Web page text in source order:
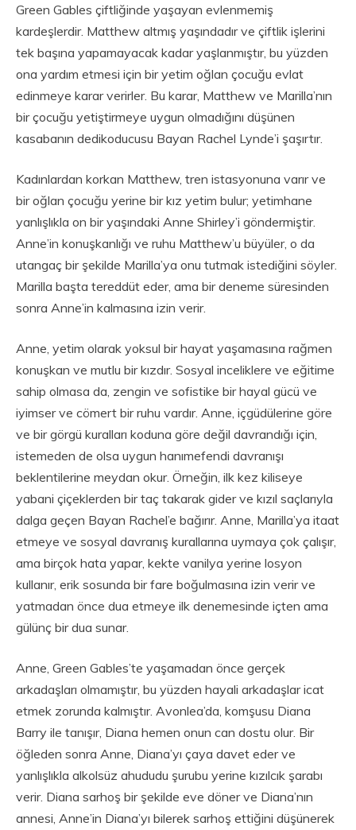
Green Gables çiftliğinde yaşayan evlenmemiş
kardeşlerdir. Matthew altmış yaşındadır ve çiftlik işlerini
tek başına yapamayacak kadar yaşlanmıştır, bu yüzden
ona yardım etmesi için bir yetim oğlan çocuğu evlat
edinmeye karar verirler. Bu karar, Matthew ve Marilla’nın
bir çocuğu yetiştirmeye uygun olmadığını düşünen
kasabanın dedikoducusu Bayan Rachel Lynde’i şaşırtır.
Kadınlardan korkan Matthew, tren istasyonuna varır ve
bir oğlan çocuğu yerine bir kız yetim bulur; yetimhane
yanlışlıkla on bir yaşındaki Anne Shirley’i göndermiştir.
Anne’in konuşkanlığı ve ruhu Matthew’u büyüler, o da
utangaç bir şekilde Marilla’ya onu tutmak istediğini söyler.
Marilla başta tereddüt eder, ama bir deneme süresinden
sonra Anne’in kalmasına izin verir.
Anne, yetim olarak yoksul bir hayat yaşamasına rağmen
konuşkan ve mutlu bir kızdır. Sosyal inceliklere ve eğitime
sahip olmasa da, zengin ve sofistike bir hayal gücü ve
iyimser ve cömert bir ruhu vardır. Anne, içgüdülerine göre
ve bir görgü kuralları koduna göre değil davrandığı için,
istemeden de olsa uygun hanımefendi davranışı
beklentilerine meydan okur. Örneğin, ilk kez kiliseye
yabani çiçeklerden bir taç takarak gider ve kızıl saçlarıyla
dalga geçen Bayan Rachel’e bağırır. Anne, Marilla’ya itaat
etmeye ve sosyal davranış kurallarına uymaya çok çalışır,
ama birçok hata yapar, kekte vanilya yerine losyon
kullanır, erik sosunda bir fare boğulmasına izin verir ve
yatmadan önce dua etmeye ilk denemesinde içten ama
gülünç bir dua sunar.
Anne, Green Gables’te yaşamadan önce gerçek
arkadaşları olmamıştır, bu yüzden hayali arkadaşlar icat
etmek zorunda kalmıştır. Avonlea’da, komşusu Diana
Barry ile tanışır, Diana hemen onun can dostu olur. Bir
öğleden sonra Anne, Diana’yı çaya davet eder ve
yanlışlıkla alkolsüz ahududu şurubu yerine kızılcık şarabı
verir. Diana sarhoş bir şekilde eve döner ve Diana’nın
annesi, Anne’in Diana’yı bilerek sarhoş ettiğini düşünerek